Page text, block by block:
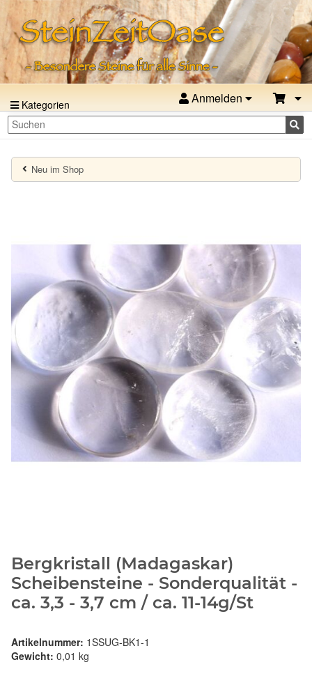
Kategorien Anmelden
Neu im Shop
Bergkristall (Madagaskar)
Scheibensteine - Sonderqualität -
ca. 3,3 - 3,7 cm / ca. 11-14g/St
Artikelnummer: 1SSUG-BK1-1
Gewicht: 0,01 kg